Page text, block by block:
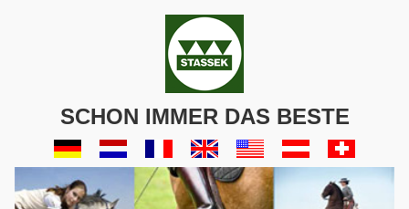
SCHON IMMER DAS BESTE